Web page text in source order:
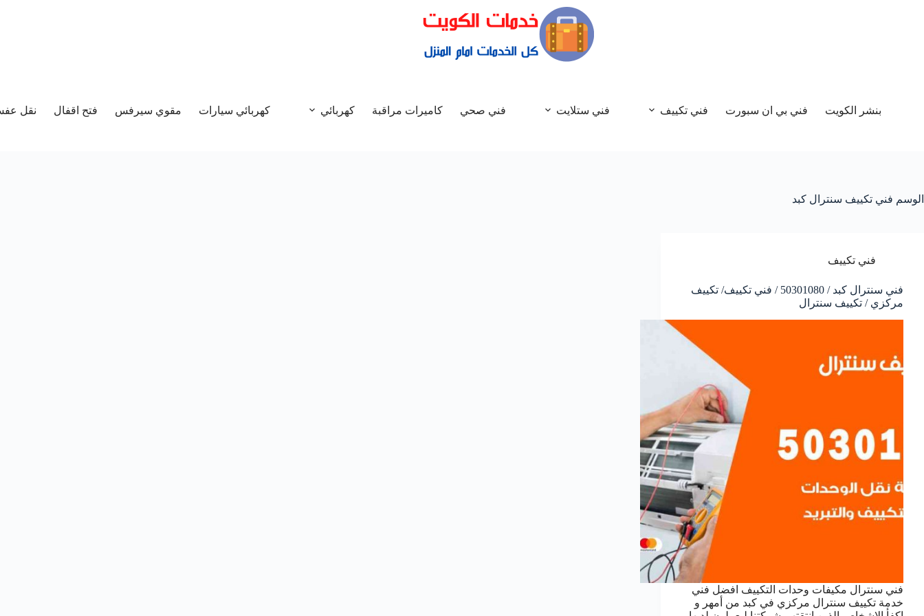
بنشر الكويت فني بي ان سبورت فني تكييف فني ستلايت فني صحي كاميرات مراقبة كهربائي كهربائي سيارات مقوي سيرفس فتح اقفال نقل
الوسم فني تكييف سنترال كبد
فني تكييف
فني سنترال كبد / 50301080 / فني تكييف/ تكييف
مركزي / تكييف سنترال
فني سنترال مكيفات وحدات التكييف افضل فني
خدمة تكييف سنترال مركزي في كبد من أمهر و